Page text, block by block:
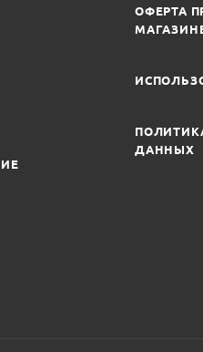
ОФЕРТА
МАГАЗИНЕ
ДАННЫХ